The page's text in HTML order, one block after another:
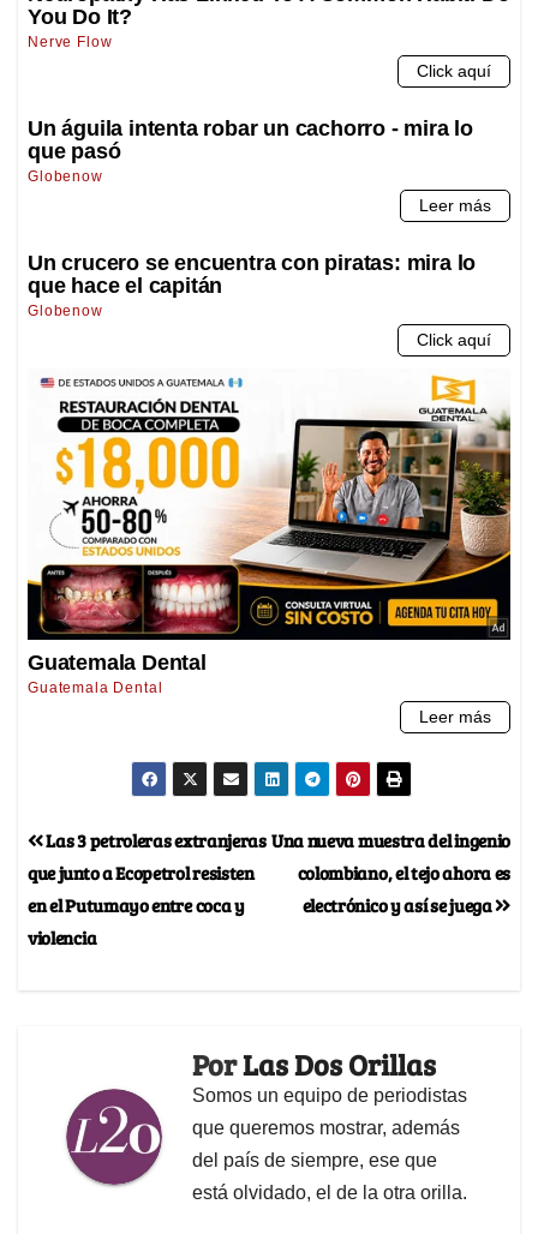
Una nueva muestra del ingenio
colombiano, el tejo ahora es
electrónico y así se juega
Las 3 petroleras extranjeras
que junto a Ecopetrol resisten
en el Putumayo entre coca y
violencia
PorLas Dos Orillas
Somos un equipo de periodistas
que queremos mostrar, además
del país de siempre, ese que
está olvidado, el de la otra orilla.